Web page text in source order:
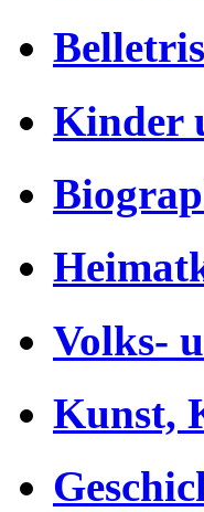
Kinder
Volks-
Kunst,